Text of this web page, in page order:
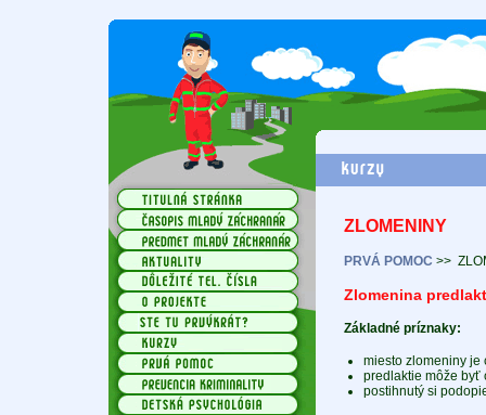
ZLOMENINY
PRVÁ POMOC >>
Zlomenina
Základné príznaky:
miesto zlomeniny je
predlaktie môže byť
postihnutý si